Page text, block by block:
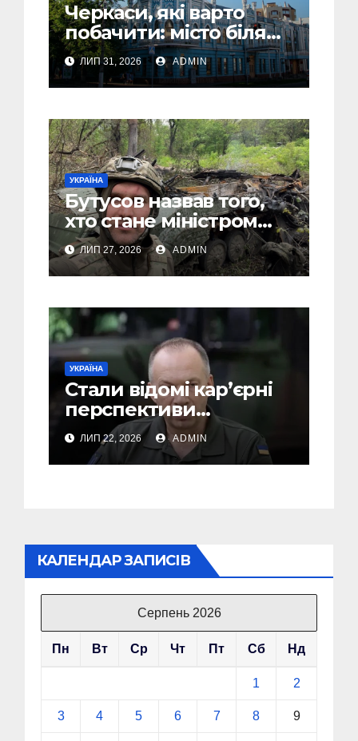
Черкаси, які варто
побачити: місто біля
Дніпра, зелені парки
та місця з особливою
атмосферою
ЛИП 31, 2026 ADMIN
УКРАЇНА
Бутусов назвав того,
хто стане міністром
оборони України, і
пояснив, чому інакше
не може бути
ЛИП 27, 2026 ADMIN
УКРАЇНА
Стали відомі кар’єрні
перспективи
Сирського після
звільнення з посади
Головкому ВСУ
ЛИП 22, 2026 ADMIN
КАЛЕНДАР ЗАПИСІВ
Серпень 2026
Пн Вт Ср Чт Пт Сб Нд
1 2
3 4 5 6 7 8 9